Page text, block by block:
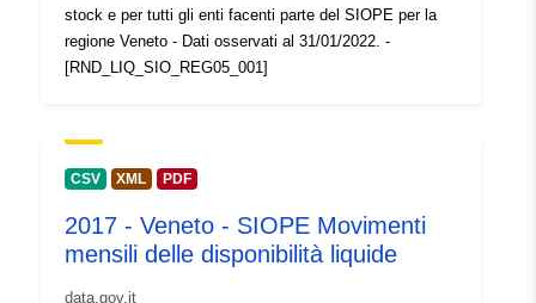
stock e per tutti gli enti facenti parte del SIOPE per la
regione Veneto - Dati osservati al 31/01/2022. -
[RND_LIQ_SIO_REG05_001]
CSV XML PDF
2017 - Veneto - SIOPE Movimenti
mensili delle disponibilità liquide
data.gov.it